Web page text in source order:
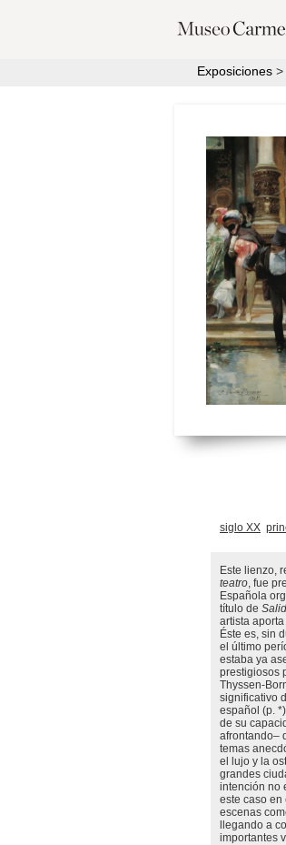
Exposiciones >
siglo XX
Este lienzo,
teatro, fue
Española
título de
artista
Éste es, sin
el último
estaba ya
prestigiosos
Thyssen-
significativo
español (p.
de su
afrontando–
temas
el lujo y la
grandes
intención no
este caso en
escenas
llegando a
importantes